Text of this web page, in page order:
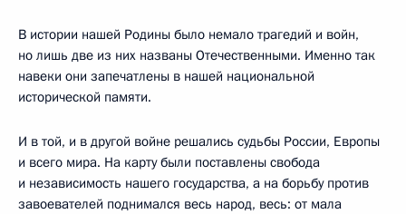
В истории нашей Родины было немало трагедий и войн,
но лишь две из них названы Отечественными. Именно так
навеки они запечатлены в нашей национальной
исторической памяти.
И в той, и в другой войне решались судьбы России, Европы
и всего мира. На карту были поставлены свобода
и независимость нашего государства, а на борьбу против
завоевателей поднимался весь народ, весь: от мала